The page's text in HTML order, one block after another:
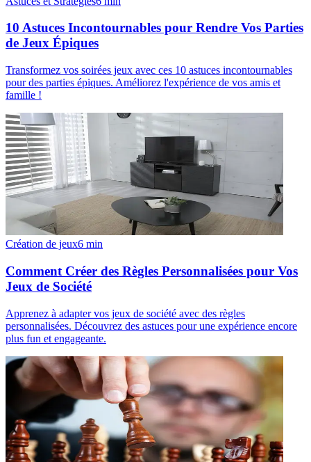
10 Astuces Incontournables pour Rendre Vos Parties
de Jeux Épiques
Transformez vos soirées jeux avec ces 10 astuces incontournables
pour des parties épiques. Améliorez l'expérience de vos amis et
famille !
Création de jeux6 min
Comment Créer des Règles Personnalisées pour Vos
Jeux de Société
Apprenez à adapter vos jeux de société avec des règles
personnalisées. Découvrez des astuces pour une expérience encore
plus fun et engageante.